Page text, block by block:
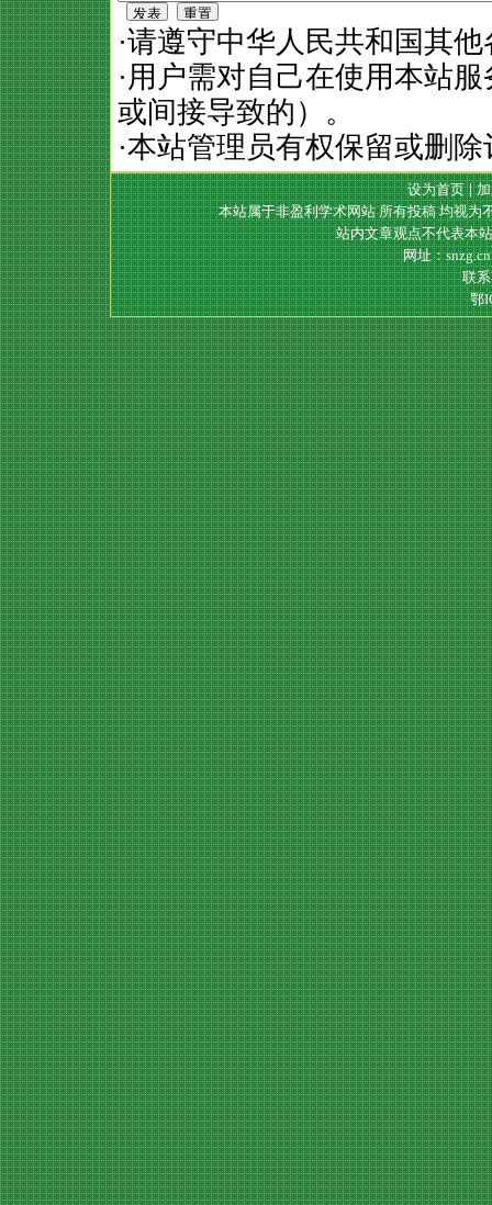
·请遵守中华人民共和国其
·用户需对自己在使用本站
或间接导致的）。
·本站管理员有权保留或删
设为首页|
本站属于非盈利学术网站 所有投稿 均视为
站内文章观点不代表本
网址：
联
鄂